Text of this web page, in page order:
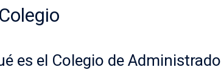
es el Colegio de